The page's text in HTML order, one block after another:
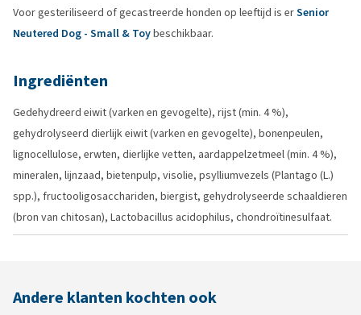
Voor gesteriliseerd of gecastreerde honden op leeftijd is erSenior
Neutered Dog - Small & Toybeschikbaar.
Ingrediënten
Gedehydreerd eiwit (varken en gevogelte), rijst (min. 4 %),
gehydrolyseerd dierlijk eiwit (varken en gevogelte), bonenpeulen,
lignocellulose, erwten, dierlijke vetten, aardappelzetmeel (min. 4 %),
mineralen, lijnzaad, bietenpulp, visolie, psylliumvezels (Plantago (L.)
spp.), fructooligosacchariden, biergist, gehydrolyseerde schaaldieren
(bron van chitosan), Lactobacillus acidophilus, chondroïtinesulfaat.
Andere klanten kochten ook